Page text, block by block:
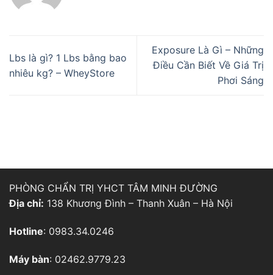
Lbs là gì? 1 Lbs bằng bao
nhiêu kg? – WheyStore
Exposure Là Gì – Những
Điều Cần Biết Về Giá Trị
Phơi Sáng
PHÒNG CHẨN TRỊ YHCT TÂM MINH ĐƯỜNG
Địa chỉ: 138 Khương Đình – Thanh Xuân – Hà Nội
Hotline: 0983.34.0246
Máy bàn: 02462.9779.23